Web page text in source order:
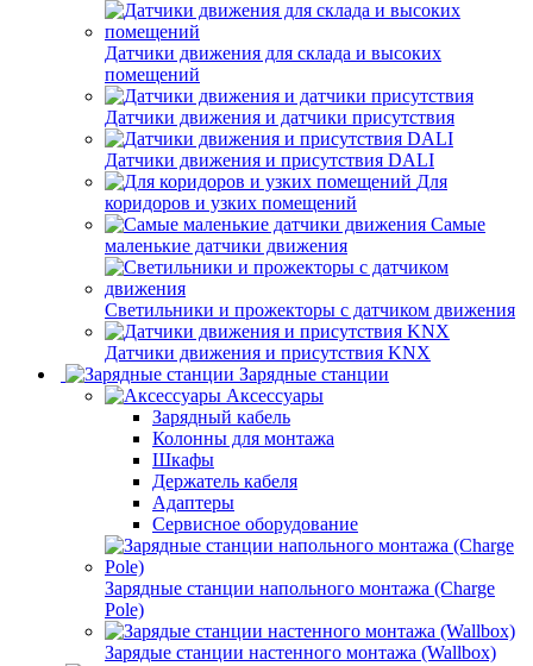
Датчики движения для склада и высоких
помещений
Датчики движения и датчики присутствия
Датчики движения и присутствия DALI
Для
коридоров и узких помещений
Самые
маленькие датчики движения
Светильники и прожекторы с датчиком движения
Датчики движения и присутствия KNX
Зарядные станции
Аксессуары
Зарядный кабель
Колонны для монтажа
Шкафы
Держатель кабеля
Адаптеры
Сервисное оборудование
Зарядные станции напольного монтажа (Charge
Pole)
Зарядые станции настенного монтажа (Wallbox)